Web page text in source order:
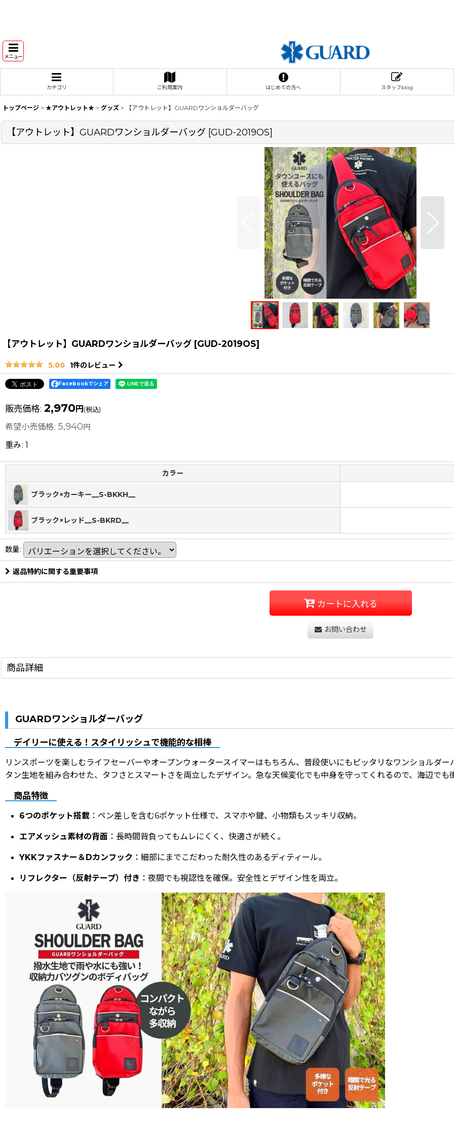
メニュー
カテゴリ ご利用案内 はじめての方へ スタッフblog
トップページ > ★アウトレット★ > グッズ > 【アウトレット】GUARDワンショルダーバッグ
【アウトレット】GUARDワンショルダーバッグ [GUD-2019OS]
【アウトレット】GUARDワンショルダーバッグ [GUD-2019OS]
5.00 1件のレビュー
Facebookでシェア
販売価格: 2,970 円 (税込)
希望小売価格: 5,940円
重み: 1
カラー
ブラック×カーキー__S-BKKH__
ブラック×レッド__S-BKRD__
数量:
返品特約に関する重要事項
カートに入れる
お問い合わせ
商品詳細
GUARDワンショルダーバッグ
デイリーに使える！スタイリッシュで機能的な相棒
リンスポーツを楽しむライフセーバーやオープンウォータースイマーはもちろん、普段使いにもピッタリなワンショルダ
タン生地を組み合わせた、タフさとスマートさを両立したデザイン。急な天候変化でも中身を守ってくれるので、海辺でも
商品特徴
6つのポケット搭載 ：ペン差しを含む6ポケット仕様で、スマホや鍵、小物類もスッキリ収納。
エアメッシュ素材の背面 ：長時間背負ってもムレにくく、快適さが続く。
YKKファスナー＆Dカンフック ：細部にまでこだわった耐久性のあるディティール。
リフレクター（反射テープ）付き ：夜間でも視認性を確保。安全性とデザイン性を両立。